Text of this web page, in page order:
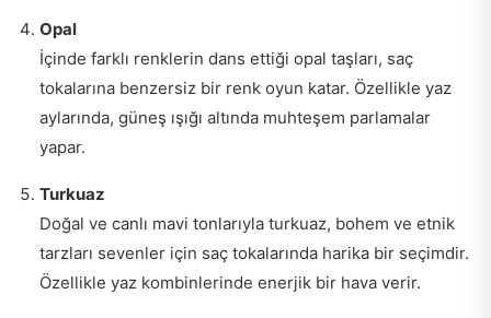
Opal
İçinde farklı renklerin dans ettiği opal taşları, saç
tokalarına benzersiz bir renk oyun katar. Özellikle yaz
aylarında, güneş ışığı altında muhteşem parlamalar
yapar.
Turkuaz
Doğal ve canlı mavi tonlarıyla turkuaz, bohem ve etnik
tarzları sevenler için saç tokalarında harika bir seçimdir.
Özellikle yaz kombinlerinde enerjik bir hava verir.